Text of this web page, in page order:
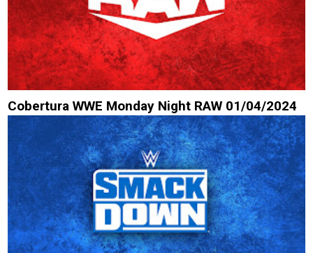
Cobertura WWE Monday Night RAW 01/04/2024